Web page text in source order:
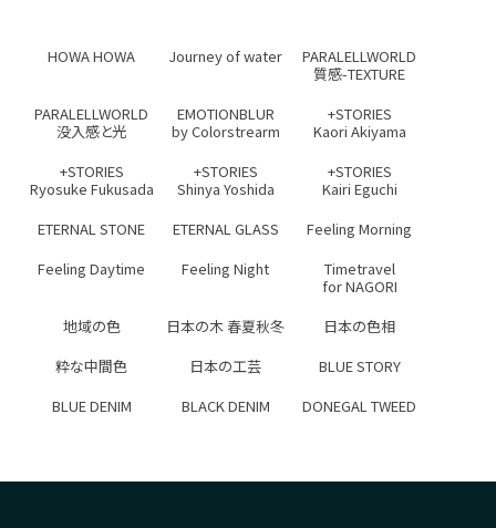
HOWA HOWA Journey of water
PARALELLWORLD
質感-TEXTURE
PARALELLWORLD
没入感と光
EMOTIONBLUR
by Colorstrearm
+STORIES
Kaori Akiyama
+STORIES
Ryosuke Fukusada
+STORIES
Shinya Yoshida
+STORIES
Kairi Eguchi
ETERNAL STONE
ETERNAL GLASS
Feeling Morning
Feeling Daytime
Feeling Night
Timetravel
for NAGORI
地域の色
日本の木 春夏秋冬
日本の色相
粋な中間色
日本の工芸
BLUE STORY
BLUE DENIM
BLACK DENIM DONEGAL TWEED